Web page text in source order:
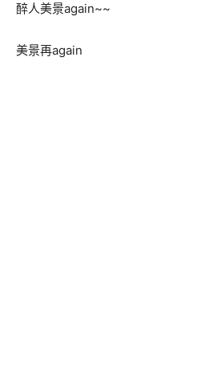
醉人美景again~~
美景再again